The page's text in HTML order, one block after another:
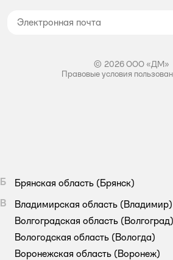
Правила бонусной
© 2026 ООО «ДМ»
Правовые условия
Б Брянская область (Брянск)
В
Владимирская область (Владимир)
Волгоградская область (Волгоград)
Вологодская область (Вологда)
Воронежская область (Воронеж)